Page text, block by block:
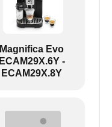
Magnifica Evo
ECAM29X.6Y -
ECAM29X.8Y